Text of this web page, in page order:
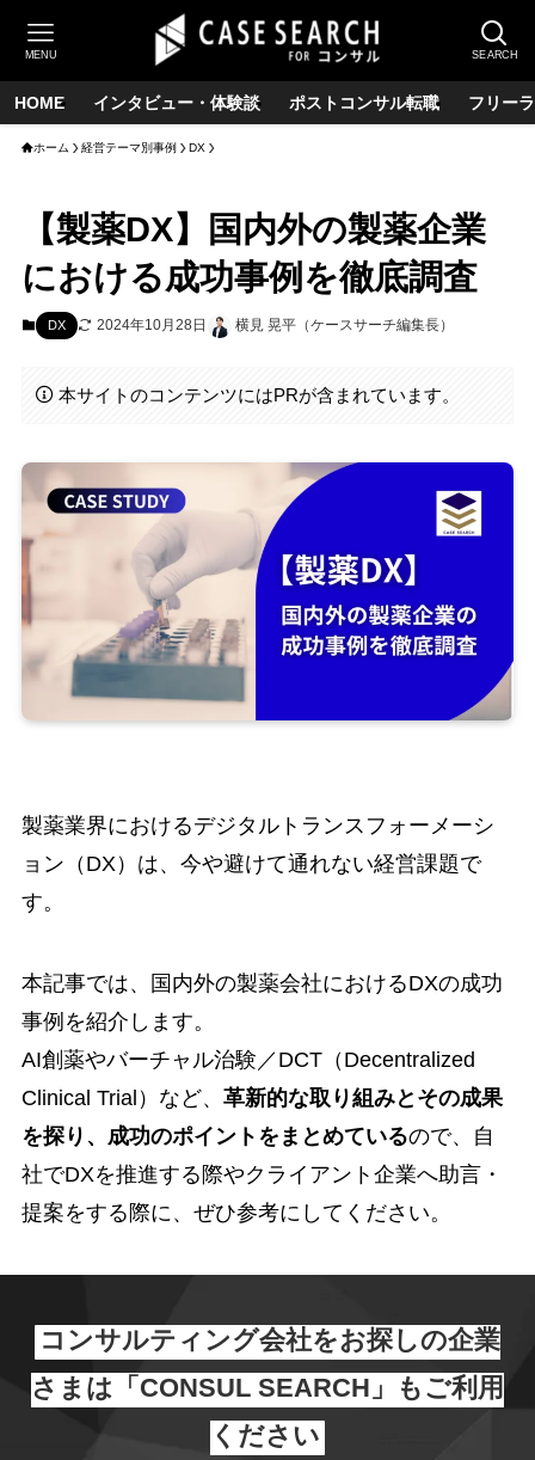
SEARCH
MENU
HOME インタビュー・体験談 ポストコンサル転職 フリー
ホーム 経営テーマ別事例 DX
【製薬DX】国内外の製薬企業
における成功事例を徹底調査
DX 2024年10月28日 横見 晃平（ケースサーチ編集長）
本サイトのコンテンツにはPRが含まれています。
製薬業界におけるデジタルトランスフォーメーシ
ョン（DX）は、今や避けて通れない経営課題で
す。
本記事では、国内外の製薬会社におけるDXの成功
事例を紹介します。
AI創薬やバーチャル治験／DCT（Decentralized
Clinical Trial）など、 革新的な取り組みとその成果
を探り、成功のポイントをまとめているので、自
社でDXを推進する際やクライアント企業へ助言・
提案をする際に、ぜひ参考にしてください。
コンサルティング会社をお探しの企業
さまは「CONSUL SEARCH」もご利用
ください